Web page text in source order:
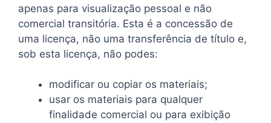
apenas para visualização pessoal e não
comercial transitória. Esta é a concessão de
uma licença, não uma transferência de título e,
sob esta licença, não podes:
modificar ou copiar os materiais;
usar os materiais para qualquer
finalidade comercial ou para exibição